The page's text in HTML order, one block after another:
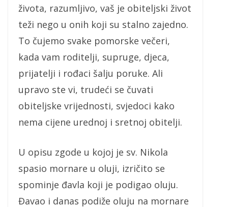
života, razumljivo, vaš je obiteljski život
teži nego u onih koji su stalno zajedno.
To čujemo svake pomorske večeri,
kada vam roditelji, supruge, djeca,
prijatelji i rođaci šalju poruke. Ali
upravo ste vi, trudeći se čuvati
obiteljske vrijednosti, svjedoci kako
nema cijene urednoj i sretnoj obitelji.
U opisu zgode u kojoj je sv. Nikola
spasio mornare u oluji, izričito se
spominje đavla koji je podigao oluju.
Đavao i danas podiže oluju na mornare